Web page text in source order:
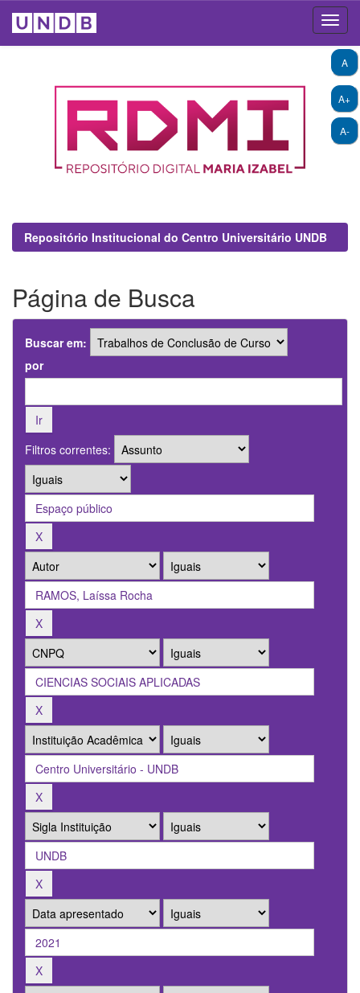
A+
A-
A
Repositório Institucional do Centro Universitário UNDB
Página de Busca
Buscar em:
por
Filtros correntes: